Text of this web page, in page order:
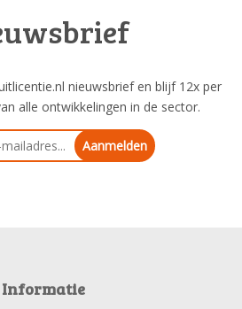
nieuwsbrief en blijf 12x per
alle ontwikkelingen in de sector.
Aanmelden
Informatie